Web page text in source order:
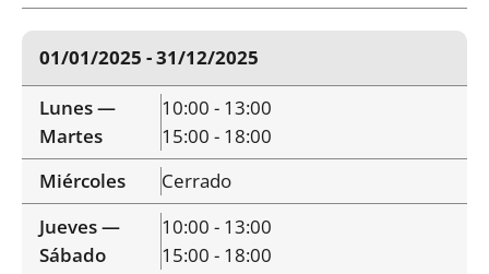
01/01/2025 - 31/12/2025
Lunes —
Martes
10:00 - 13:00
15:00 - 18:00
Miércoles
Cerrado
Jueves —
Sábado
10:00 - 13:00
15:00 - 18:00